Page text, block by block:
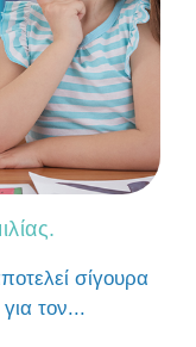
σίγουρα
τον...